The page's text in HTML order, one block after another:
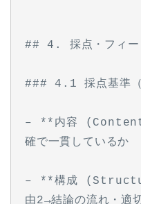
## 4. 採点・フィー
### 4.1 採点基準（
– **内容
確で一貫しているか
– **構成
由2→結論の流れ・適